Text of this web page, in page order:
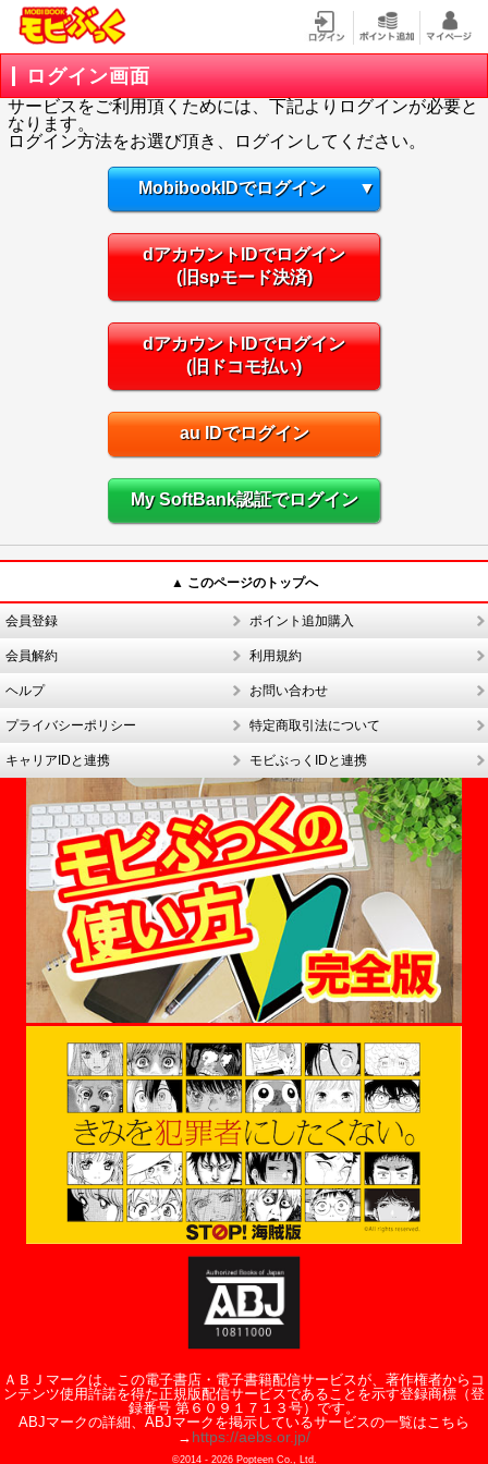
ログイン画面
サービスをご利用頂くためには、下記よりログインが必要と
なります。
ログイン方法をお選び頂き、ログインしてください。
MobibookIDでログイン ▼
dアカウントIDでログイン
(旧spモード決済)
dアカウントIDでログイン
(旧ドコモ払い)
au IDでログイン
My SoftBank認証でログイン
▲ このページのトップへ
会員登録 ポイント追加購入
会員解約 利用規約
ヘルプ お問い合わせ
プライバシーポリシー 特定商取引法について
キャリアIDと連携 モビぶっくIDと連携
ＡＢＪマークは、この電子書店・電子書籍配信サービスが、著作権者からコ
ンテンツ使用許諾を得た正規版配信サービスであることを示す登録商標（登
録番号 第６０９１７１３号）です。
ABJマークの詳細、ABJマークを掲示しているサービスの一覧はこちら
→ https://aebs.or.jp/
©2014 - 2026Popteen Co., Ltd.